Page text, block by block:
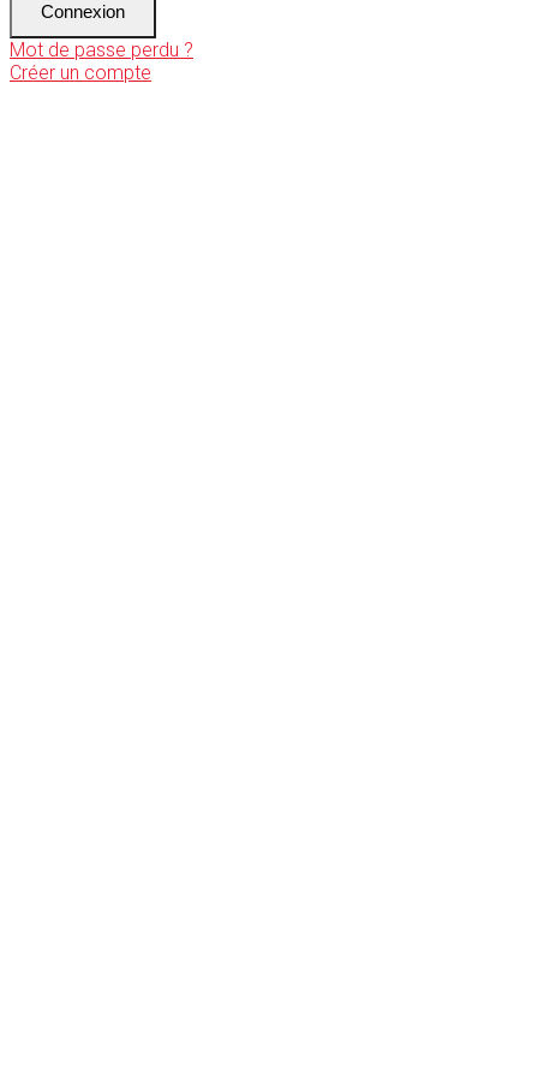
Connexion
Mot de passe perdu ?
Créer un compte